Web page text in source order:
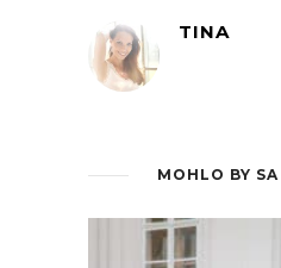
TINA
MOHLO BY